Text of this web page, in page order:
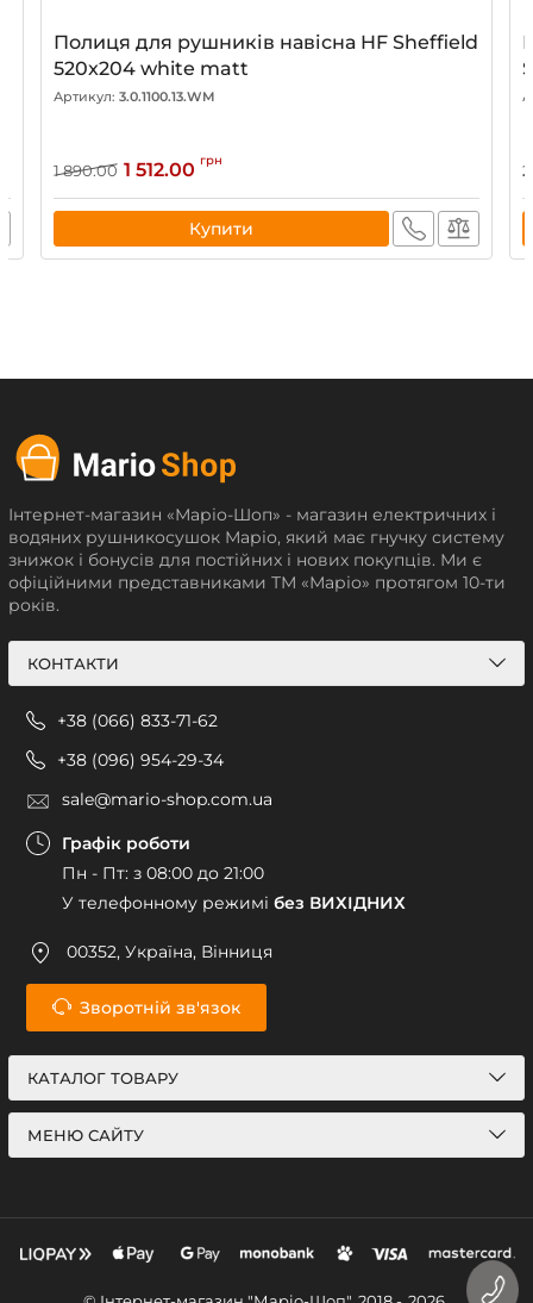
Полиця для рушників навісна HF Sheffield
520x204 white matt
Артикул: 3.0.1100.13.WM
1 890.00 1 512.00 грн
Купити
Інтернет-магазин «Маріо-Шоп» - магазин електричних і
водяних рушникосушок Маріо, який має гнучку систему
знижок і бонусів для постійних і нових покупців. Ми є
офіційними представниками ТМ «Маріо» протягом 10-ти
років.
КОНТАКТИ
+38 (066) 833-71-62
+38 (096) 954-29-34
sale@mario-shop.com.ua
Графік роботи
Пн - Пт: з 08:00 до 21:00
У телефонному режимі без ВИХІДНИХ
00352, Україна, Вінниця
Зворотній зв'язок
КАТАЛОГ ТОВАРУ
МЕНЮ САЙТУ